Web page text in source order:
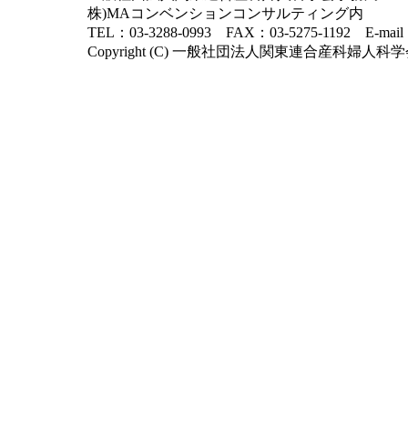
株)MAコンベンションコンサルティング内
TEL：03-3288-0993 FAX：03-5275-1192 E-mail
Copyright (C) 一般社団法人関東連合産科婦人科